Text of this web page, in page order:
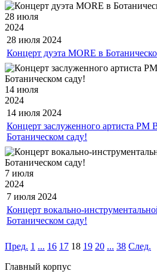
28 июля
2024
28 июля 2024
Концерт дуэта МORE в
14 июля
2024
14 июля 2024
Концерт заслуженного артиста РМ
Ботаническом саду!
7 июля
2024
7 июля 2024
Концерт вокально-
Ботаническом саду!
Пред. 1 ... 16 17 18 19 20 ... 38 След.
Главный корпус